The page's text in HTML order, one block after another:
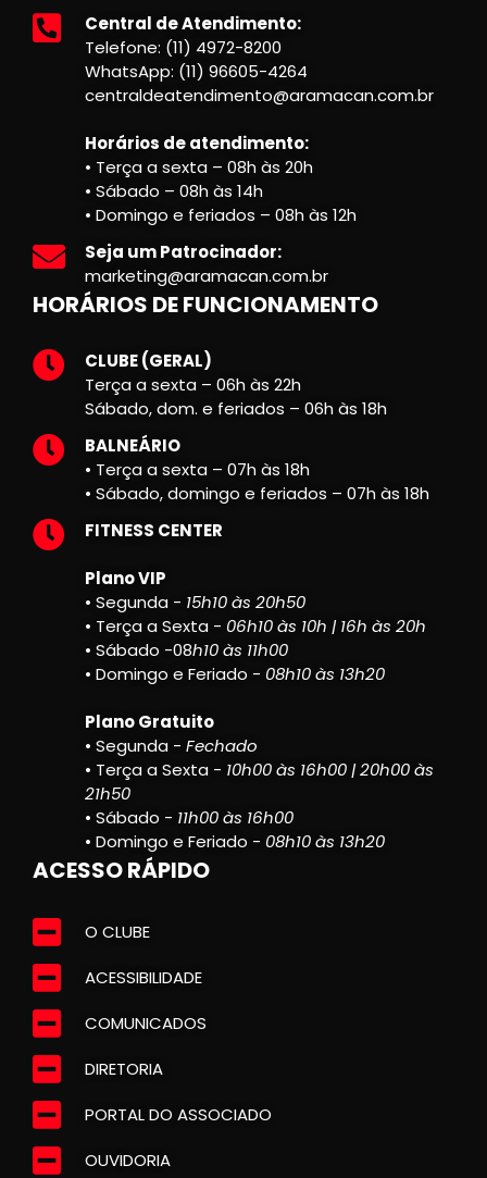
Central de Atendimento:
Telefone: (11) 4972-8200
WhatsApp: (11) 96605-4264
centraldeatendimento@aramacan.com.br
Horários de atendimento:
• Terça a sexta – 08h às 20h
• Sábado – 08h às 14h
• Domingo e feriados – 08h às 12h
Seja um Patrocinador:
marketing@aramacan.com.br
HORÁRIOS DE FUNCIONAMENTO
CLUBE (GERAL)
Terça a sexta – 06h às 22h
Sábado, dom. e feriados – 06h às 18h
BALNEÁRIO
• Terça a sexta – 07h às 18h
• Sábado, domingo e feriados – 07h às 18h
FITNESS CENTER
Plano VIP
• Segunda - 15h10 às 20h50
• Terça a Sexta - 06h10 às 10h | 16h às 20h
• Sábado -08h10 às 11h00
• Domingo e Feriado - 08h10 às 13h20
Plano Gratuito
• Segunda - Fechado
• Terça a Sexta - 10h00 às 16h00 | 20h00 às
21h50
• Sábado - 11h00 às 16h00
• Domingo e Feriado - 08h10 às 13h20
ACESSO RÁPIDO
O CLUBE
ACESSIBILIDADE
COMUNICADOS
DIRETORIA
PORTAL DO ASSOCIADO
OUVIDORIA